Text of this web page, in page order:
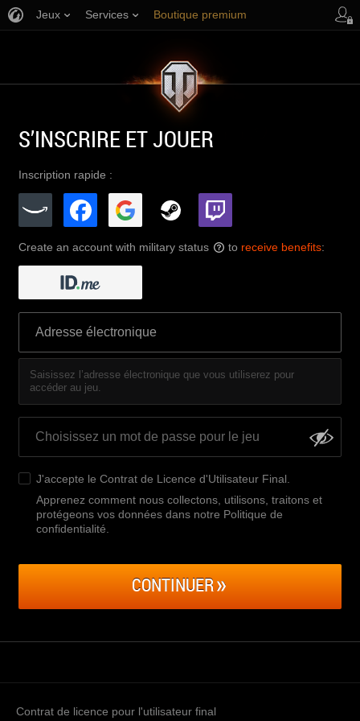
Jeux Services Boutique premium
S’INSCRIRE ET JOUER
Inscription rapide :
Create an account with military status ? to receive benefits:
Saisissez l’adresse électronique que vous utiliserez pour
accéder au jeu.
J'accepte le Contrat de Licence d'Utilisateur Final
Apprenez comment nous collectons, utilisons, traitons et
protégeons vos données dans notre Politique de
confidentialité
CONTINUER
Contrat de licence pour l'utilisateur final